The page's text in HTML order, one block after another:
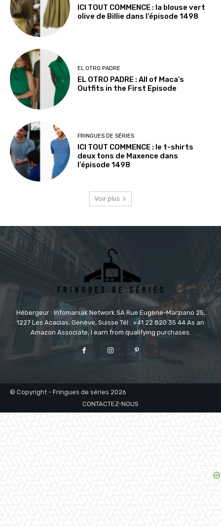
ICI TOUT COMMENCE : la blouse vert
olive de Billie dans l’épisode 1498
EL OTRO PADRE
EL OTRO PADRE : All of Maca’s
Outfits in the First Episode
FRINGUES DE SÉRIES
ICI TOUT COMMENCE : le t-shirts
deux tons de Maxence dans
l’épisode 1498
Voir plus
Hébergeur : Infomaniak Network SA Rue Eugène-Marziano 25,
1227 Les Acacias, Genève, Suisse Tél : +41 22 820 35 44 As an
Amazon Associate, I earn from qualifying purchases.
© Copyright - Fringues de séries 2026
CONTACTEZ-NOUS